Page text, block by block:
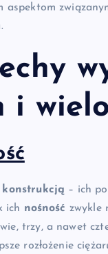
aspektom
i
konstrukcją – ich
ich nośność zwykle
trzy, a nawet
rozłożenie